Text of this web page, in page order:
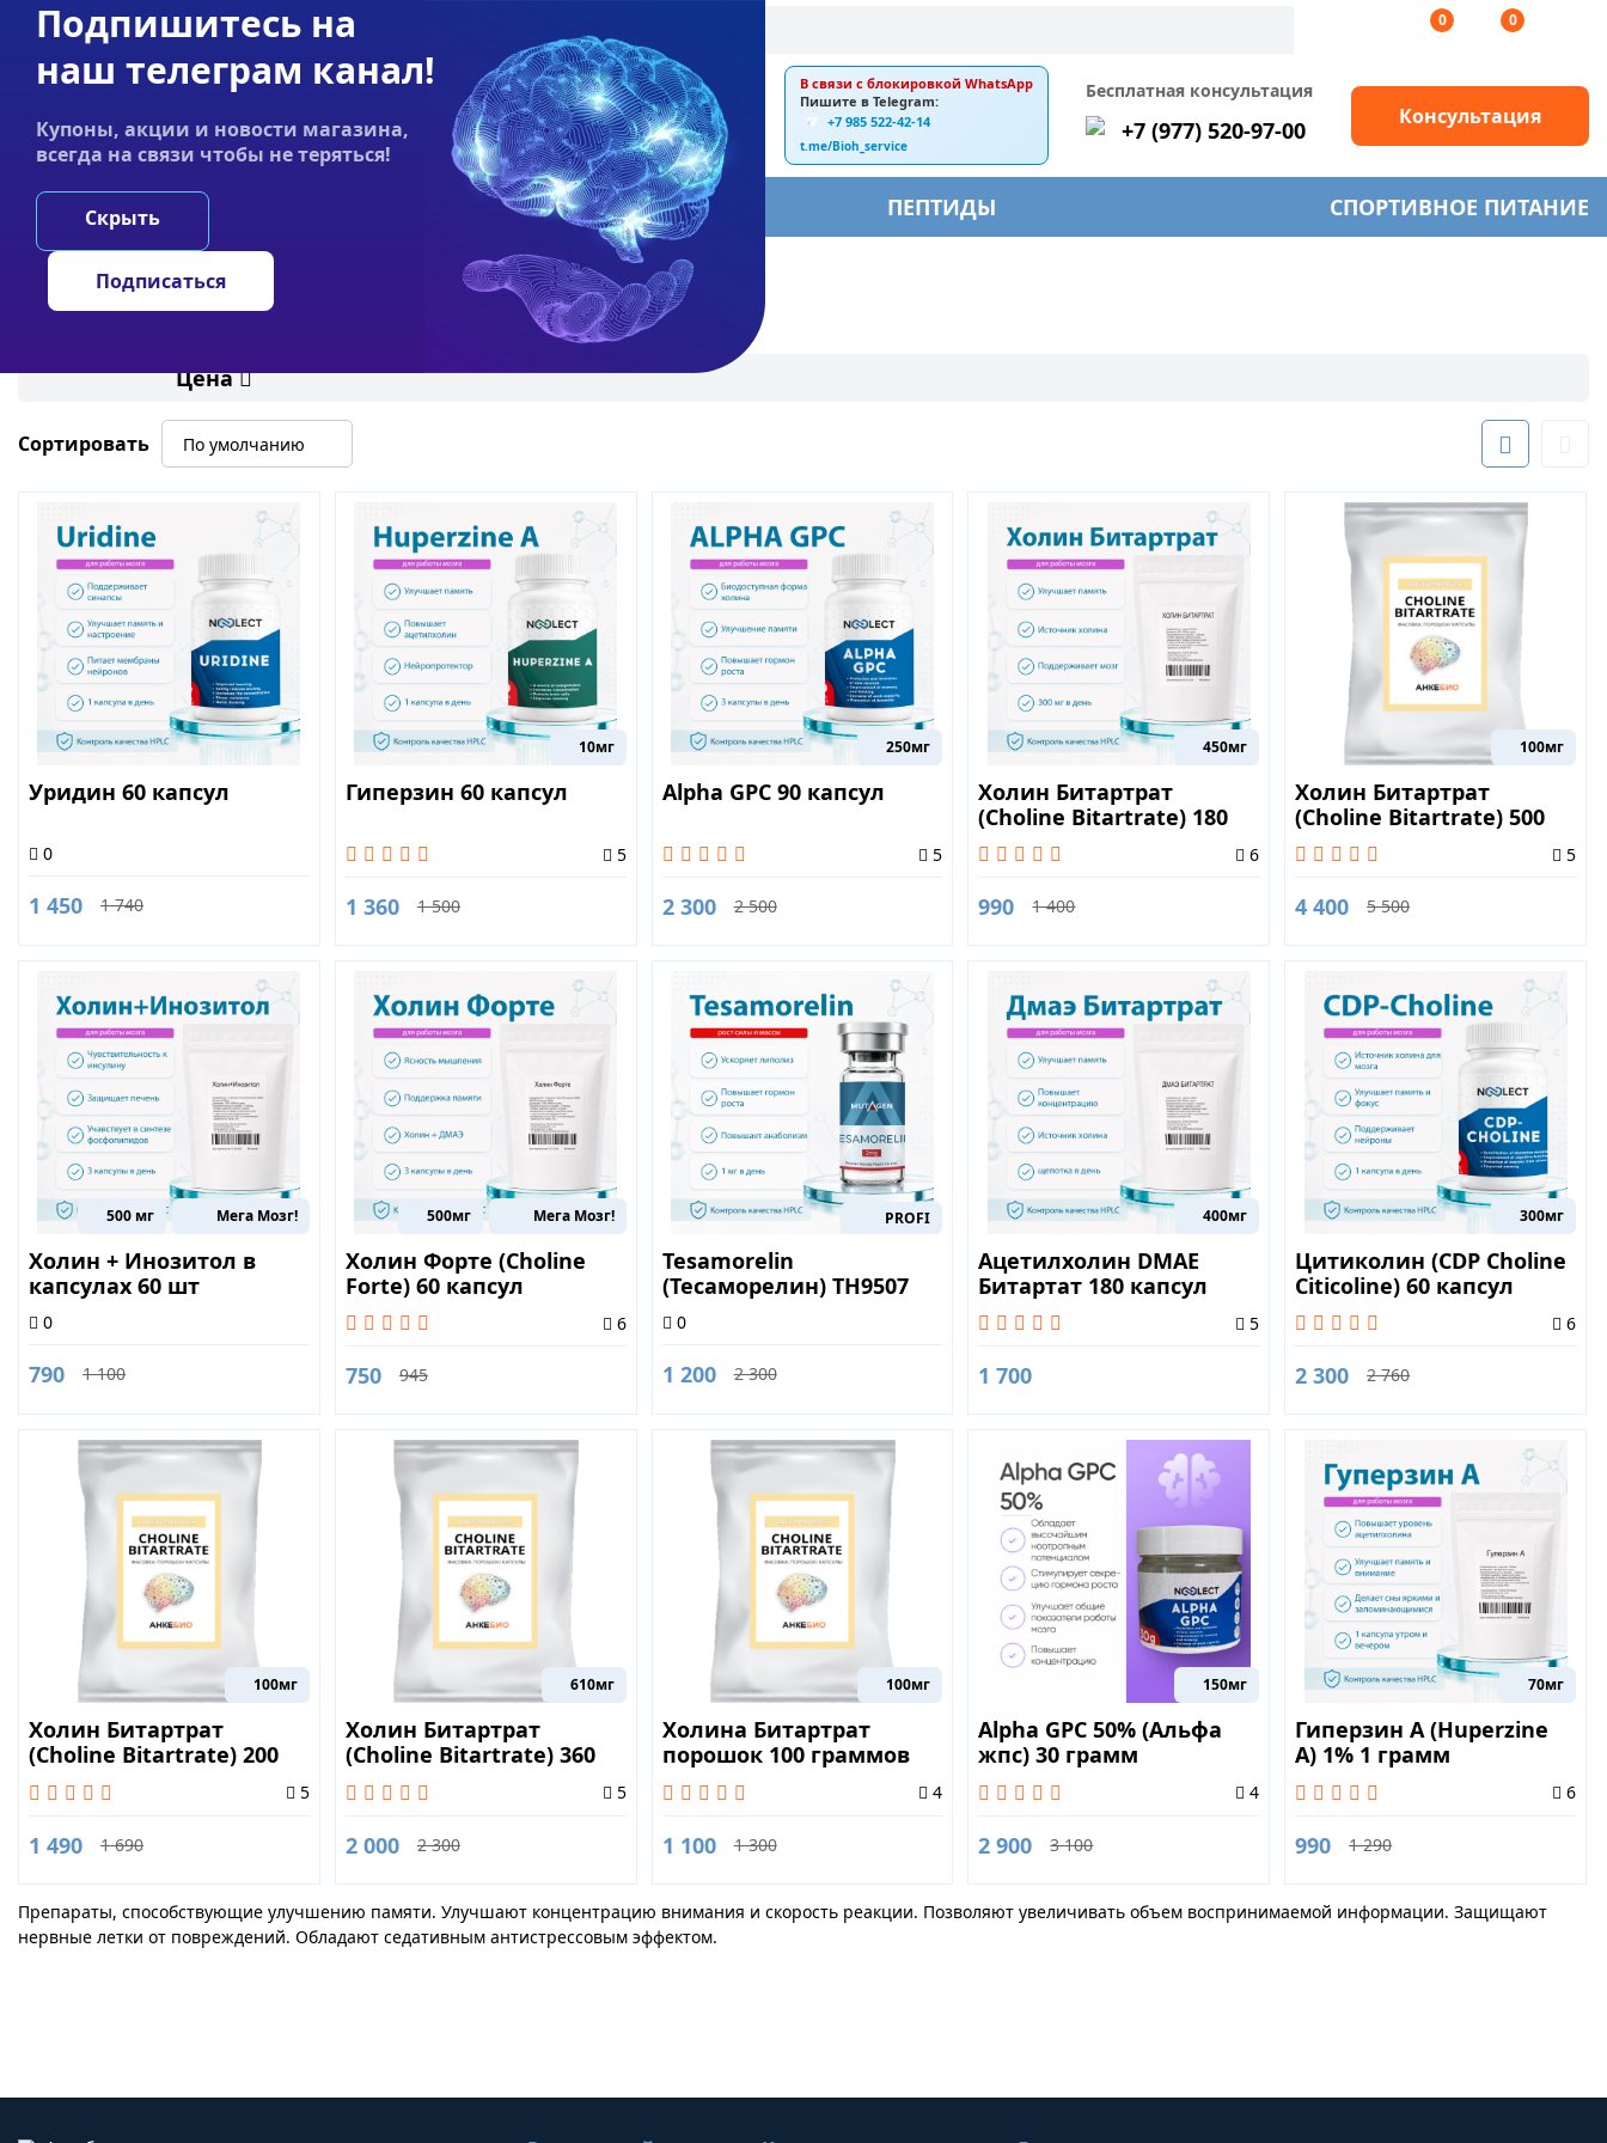
Акции Оплата Статьи 0 0
График работы:
Пн-пт 9:00–19:00
E-mail:
ankebiorus@gmail.com
В связи с блокировкой WhatsApp
Пишите в Telegram:
+7 985 522-42-14
t.me/Bioh_service
Бесплатная консультация
+7 (977) 520-97-00 Консультация
НООТРОПЫ ГРИБЫ ПЕПТИДЫ СПОРТИВНОЕ ПИТАНИЕ
Главная Ацетилхолин
Ацетилхолин
Цена
Сортировать
Уридин 60 капсул
0
1 450 1 740
10мг
Гиперзин 60 капсул
5
1 360 1 500
250мг
Alpha GPC 90 капсул
5
2 300 2 500
450мг
Холин Битартрат
(Choline Bitartrate) 180
капсул
6
990 1 400
100мг
Холин Битартрат
(Choline Bitartrate) 500
грамм
5
4 400 5 500
500 мг Мега Мозг!
Холин + Инозитол в
капсулах 60 шт
0
790 1 100
500мг Мега Мозг!
Холин Форте (Choline
Forte) 60 капсул
6
750 945
PROFI
Tesamorelin
(Тесаморелин) TH9507
2mg
0
1 200 2 300
400мг
Ацетилхолин DMAE
Битартат 180 капсул
5
1 700
300мг
Цитиколин (CDP Choline
Citicoline) 60 капсул
6
2 300 2 760
100мг
Холин Битартрат
(Choline Bitartrate) 200
грамм
5
1 490 1 690
610мг
Холин Битартрат
(Choline Bitartrate) 360
капсул
5
2 000 2 300
100мг
Холина Битартрат
порошок 100 граммов
4
1 100 1 300
150мг
Alpha GPC 50% (Альфа
жпс) 30 грамм
4
2 900 3 100
70мг
Гиперзин А (Huperzine
A) 1% 1 грамм
6
990 1 290
Препараты, способствующие улучшению памяти. Улучшают концентрацию внимания и скорость реакции. Позволяют увеличивать объем воспринимаемой информации. Защищают
нервные летки от повреждений. Обладают седативным антистрессовым эффектом.
Подпишитесь на
наш телеграм канал!
Купоны, акции и новости магазина,
всегда на связи чтобы не теряться!
Скрыть
Подписаться